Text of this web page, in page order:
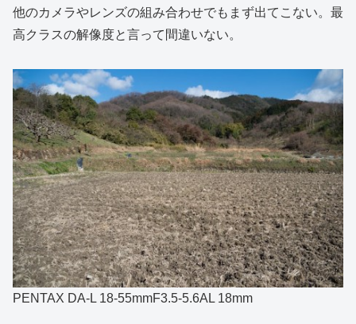
他のカメラやレンズの組み合わせでもまず出てこない。最
高クラスの解像度と言って間違いない。
PENTAX DA-L 18-55mmF3.5-5.6AL 18mm